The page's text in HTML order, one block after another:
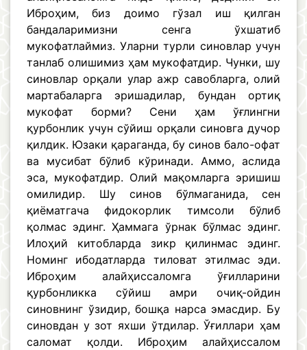
Иброҳим, биз доимо гўзал иш қилган
бандаларимизни сенга ўхшатиб
мукофатлаймиз. Уларни турли синовлар учун
танлаб олишимиз ҳам мукофатдир. Чунки, шу
синовлар орқали улар ажр савобларга, олий
мартабаларга эришадилар, бундан ортиқ
мукофат борми? Сени ҳам ўғлингни
қурбонлик учун сўйиш орқали синовга дучор
қилдик. Юзаки қараганда, бу синов бало-офат
ва мусибат бўлиб кўринади. Аммо, аслида
эса, мукофатдир. Олий мақомларга эришиш
омилидир. Шу синов бўлмаганида, сен
қиёматгача фидокорлик тимсоли бўлиб
қолмас эдинг. Ҳаммага ўрнак бўлмас эдинг.
Илоҳий китобларда зикр қилинмас эдинг.
Номинг ибодатларда тиловат этилмас эди.
Иброҳим алайҳиссаломга ўғилларини
қурбонликка сўйиш амри очиқ-ойдин
синовнинг ўзидир, бошқа нарса эмасдир. Бу
синовдан у зот яхши ўтдилар. Ўғиллари ҳам
саломат қолди. Иброҳим алайҳиссалом